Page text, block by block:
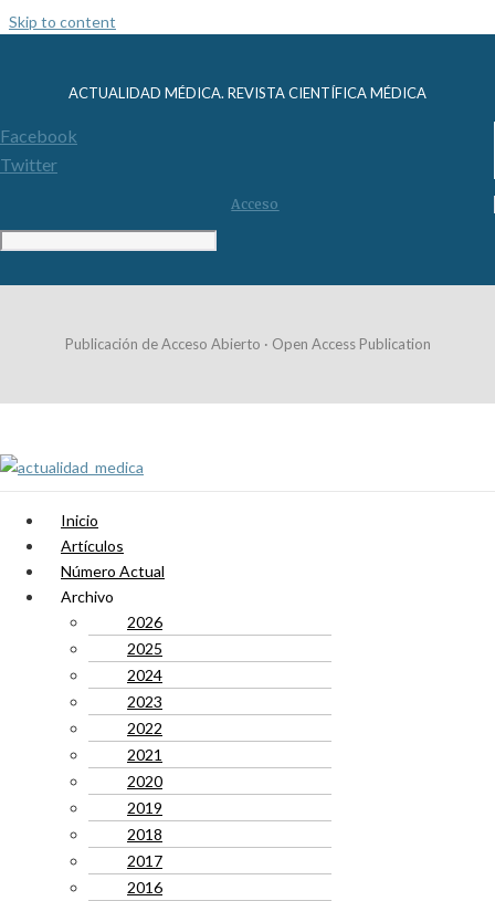
Skip to content
ACTUALIDAD MÉDICA. REVISTA CIENTÍFICA MÉDICA
Facebook
Twitter
Acceso
Publicación de Acceso Abierto · Open Access Publication
Inicio
Artículos
Número Actual
Archivo
2026
2025
2024
2023
2022
2021
2020
2019
2018
2017
2016